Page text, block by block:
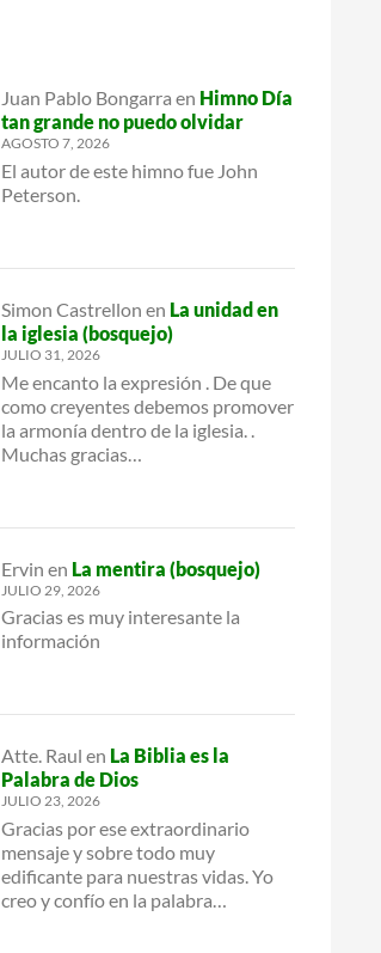
Juan Pablo Bongarra en Himno Día
tan grande no puedo olvidar
AGOSTO 7, 2026
El autor de este himno fue John
Peterson.
Simon Castrellon en La unidad en
la iglesia (bosquejo)
JULIO 31, 2026
Me encanto la expresión . De que
como creyentes debemos promover
la armonía dentro de la iglesia. .
Muchas gracias…
Ervin en La mentira (bosquejo)
JULIO 29, 2026
Gracias es muy interesante la
información
Atte. Raul en La Biblia es la
Palabra de Dios
JULIO 23, 2026
Gracias por ese extraordinario
mensaje y sobre todo muy
edificante para nuestras vidas. Yo
creo y confío en la palabra…